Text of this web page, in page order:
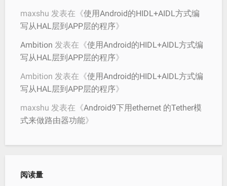
maxshu 发表在《使用Android的HIDL+AIDL方式编
写从HAL层到APP层的程序》
Ambition 发表在《使用Android的HIDL+AIDL方式编
写从HAL层到APP层的程序》
Ambition 发表在《使用Android的HIDL+AIDL方式编
写从HAL层到APP层的程序》
maxshu 发表在《Android9下用ethernet 的Tether模
式来做路由器功能》
阅读量